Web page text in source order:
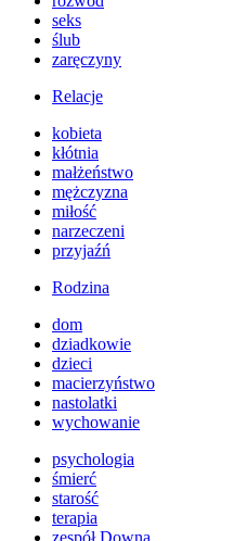
seks
ślub
zaręczyny
Relacje
kobieta
kłótnia
małżeństwo
mężczyzna
miłość
narzeczeni
przyjaźń
Rodzina
dom
dziadkowie
dzieci
macierzyństwo
nastolatki
wychowanie
psychologia
śmierć
starość
terapia
zespół Downa